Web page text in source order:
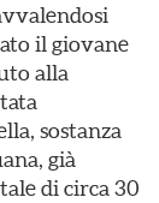
il giovane
alla
sostanza
già
di circa 30